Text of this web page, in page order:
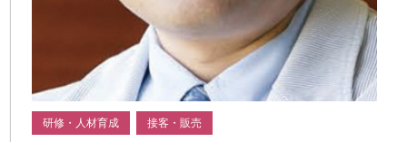
研修・人材育成 接客・販売